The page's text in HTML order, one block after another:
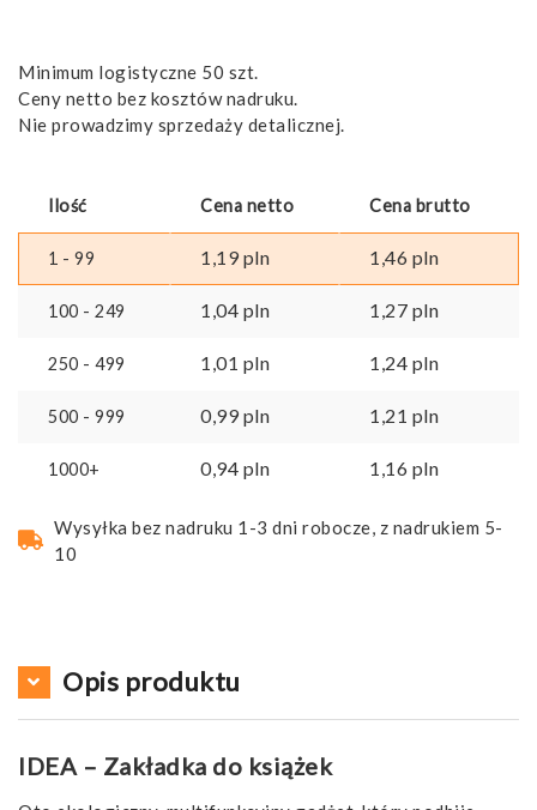
Minimum logistyczne 50 szt.
Ceny netto bez kosztów nadruku.
Nie prowadzimy sprzedaży detalicznej.
Ilość Cena netto Cena brutto
1 - 99 1,19pln 1,46 pln
100 - 249 1,04 pln 1,27 pln
250 - 499 1,01 pln 1,24 pln
500 - 999 0,99pln 1,21 pln
1000+ 0,94 pln 1,16 pln
Wysyłka bez nadruku 1-3 dni robocze, z nadrukiem 5-
10
Opis produktu
IDEA – Zakładka do książek